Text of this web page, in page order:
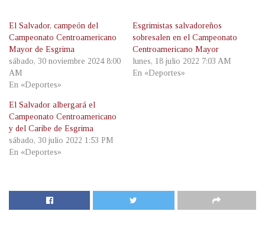
El Salvador, campeón del
Campeonato Centroamericano
Mayor de Esgrima
sábado, 30 noviembre 2024 8:00
AM
En «Deportes»
Esgrimistas salvadoreños
sobresalen en el Campeonato
Centroamericano Mayor
lunes, 18 julio 2022 7:03 AM
En «Deportes»
El Salvador albergará el
Campeonato Centroamericano
y del Caribe de Esgrima
sábado, 30 julio 2022 1:53 PM
En «Deportes»